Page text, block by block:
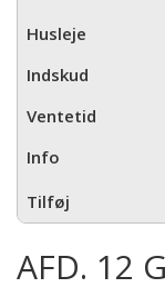
AFD. 12